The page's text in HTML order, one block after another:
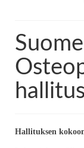
Hallituksen